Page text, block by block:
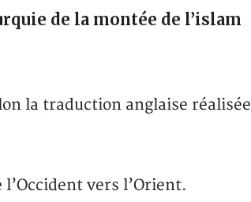
de la montée de l’islam
la traduction anglaise réalisée
vers l’Orient.